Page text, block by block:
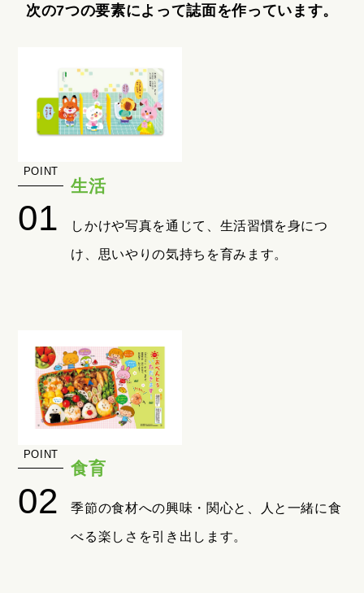
次の7つの要素によって誌面を作っています。
生活
しかけや写真を通じて、生活習慣を身につ
け、思いやりの気持ちを育みます。
食育
季節の食材への興味・関心と、人と一緒に食
べる楽しさを引き出します。